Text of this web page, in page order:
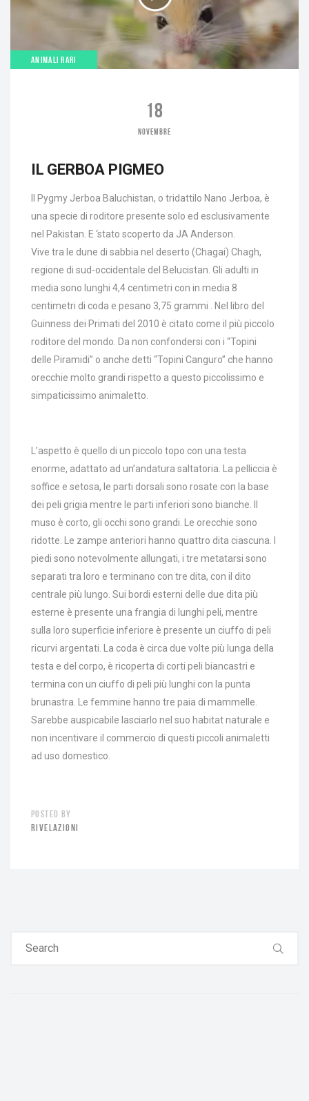
ANIMALI RARI
18
NOVEMBRE
IL GERBOA PIGMEO
Il Pygmy Jerboa Baluchistan, o tridattilo Nano Jerboa, è
una specie di roditore presente solo ed esclusivamente
nel Pakistan. E ‘stato scoperto da JA Anderson.
Vive tra le dune di sabbia nel deserto (Chagai) Chagh,
regione di sud-occidentale del Belucistan. Gli adulti in
media sono lunghi 4,4 centimetri con in media 8
centimetri di coda e pesano 3,75 grammi . Nel libro del
Guinness dei Primati del 2010 è citato come il più piccolo
roditore del mondo. Da non confondersi con i “Topini
delle Piramidi” o anche detti “Topini Canguro” che hanno
orecchie molto grandi rispetto a questo piccolissimo e
simpaticissimo animaletto.
L’aspetto è quello di un piccolo topo con una testa
enorme, adattato ad un’andatura saltatoria. La pelliccia è
soffice e setosa, le parti dorsali sono rosate con la base
dei peli grigia mentre le parti inferiori sono bianche. Il
muso è corto, gli occhi sono grandi. Le orecchie sono
ridotte. Le zampe anteriori hanno quattro dita ciascuna. I
piedi sono notevolmente allungati, i tre metatarsi sono
separati tra loro e terminano con tre dita, con il dito
centrale più lungo. Sui bordi esterni delle due dita più
esterne è presente una frangia di lunghi peli, mentre
sulla loro superficie inferiore è presente un ciuffo di peli
ricurvi argentati. La coda è circa due volte più lunga della
testa e del corpo, è ricoperta di corti peli biancastri e
termina con un ciuffo di peli più lunghi con la punta
brunastra. Le femmine hanno tre paia di mammelle.
Sarebbe auspicabile lasciarlo nel suo habitat naturale e
non incentivare il commercio di questi piccoli animaletti
ad uso domestico.
POSTED BY
RIVELAZIONI